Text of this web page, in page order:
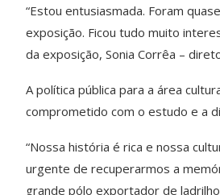
“Estou entusiasmada. Foram
exposição. Ficou tudo muito
da exposição, Sonia Corrêa –
A política pública para a área
comprometido com o estudo e a
“Nossa história é rica e nossa
urgente de recuperarmos a
grande pólo exportador de